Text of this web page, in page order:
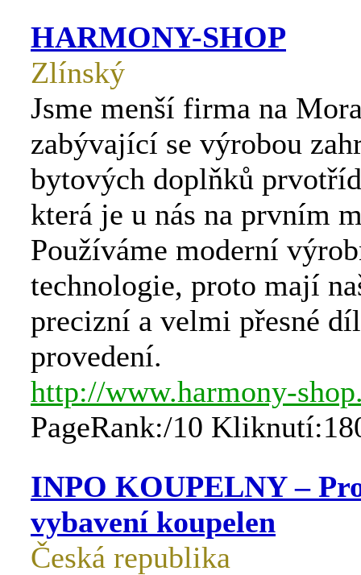
HARMONY-SHOP
Zlínský
Jsme menší firma na
zabývající se výrobou
bytových doplňků
která je u nás na prvním
Používáme moderní
technologie, proto mají
precizní a velmi přesné
provedení.
http://www.harmony-
PageRank:/10
INPO KOUPELNY –
vybavení koupelen
Česká republika